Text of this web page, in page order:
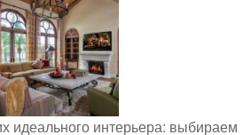
интерьера: выбираем